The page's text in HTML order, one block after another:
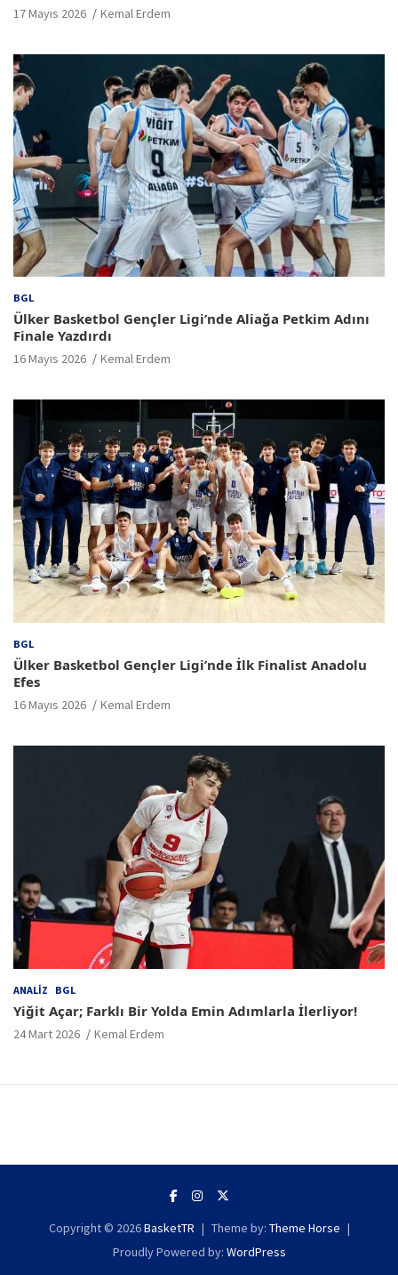
17 Mayıs 2026 Kemal Erdem
BGL
Ülker Basketbol Gençler Ligi’nde Aliağa Petkim Adını
Finale Yazdırdı
16 Mayıs 2026 Kemal Erdem
BGL
Ülker Basketbol Gençler Ligi’nde İlk Finalist Anadolu
Efes
16 Mayıs 2026 Kemal Erdem
ANALIZ BGL
Yiğit Açar; Farklı Bir Yolda Emin Adımlarla İlerliyor!
24 Mart 2026 Kemal Erdem
Copyright © 2026BasketTR Theme by: Theme Horse
Proudly Powered by: WordPress